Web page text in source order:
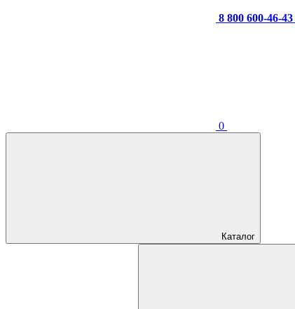
8 800 600-46-43
0
Каталог